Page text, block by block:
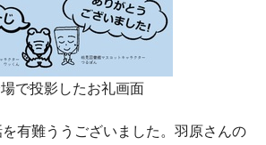
で投影したお礼画面
有難ううございました。羽原さんの